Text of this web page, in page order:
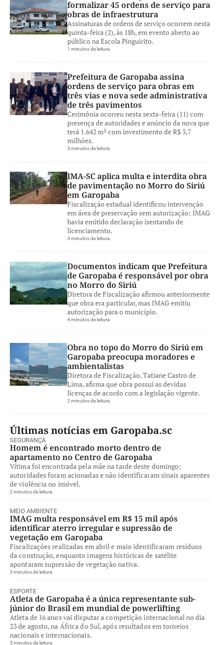
formalizar 45 ordens de serviço para
obras de infraestrutura
Assinaturas de ordens de serviço ocorrem nesta
quinta-feira (2), às 18h, em evento aberto ao
público na Escola Pinguirito.
1 minutos de leitura
Prefeitura de Garopaba assina
ordens de serviço para obras em
três vias e nova sede administrativa
de três pavimentos
Cerimônia ocorreu nesta sexta-feira (11) com
presença de autoridades e anúncio da nova que
terá 1.642 m² com investimento de R$ 3,7
milhões.
3 minutos de leitura
IMA-SC aplica multa e interdita obra
de pavimentação no Morro do Siriú
em Garopaba
Fiscalização estadual identificou intervenção
em área de preservação sem autorização; IMAG
havia emitido declaração isentando de
licenciamento.
3 minutos de leitura
Documentos indicam que Prefeitura
de Garopaba é responsável por obra
no Morro do Siriú
Diretora de Fiscalização afirmou anteriormente
que obra era particular, mas IMAG emitiu
autorização para o município.
4 minutos de leitura
Obra no topo do Morro do Siriú em
Garopaba preocupa moradores e
ambientalistas
Diretora de Fiscalização, Tatiane Castro de
Lima, afirma que obra possui as devidas
licenças de acordo com a legislação vigente.
2 minutos de leitura
Últimas notícias em Garopaba.sc
SEGURANÇA
Homem é encontrado morto dentro de
apartamento no Centro de Garopaba
Vítima foi encontrada pela mãe na tarde deste domingo;
autoridades foram acionadas e não identificaram sinais aparentes
de violência no imóvel.
2 minutos de leitura
MEIO AMBIENTE
IMAG multa responsável em R$ 15 mil após
identificar aterro irregular e supressão de
vegetação em Garopaba
Fiscalizações realizadas em abril e maio identificaram resíduos
da construção, enquanto imagens históricas de satélite
apontaram supressão de vegetação nativa.
3 minutos de leitura
ESPORTE
Atleta de Garopaba é a única representante sub-
júnior do Brasil em mundial de powerlifting
Atleta de 16 anos vai disputar a competição internacional no dia
23 de agosto, na África do Sul, após resultados em torneios
nacionais e internacionais.
5 minutos de leitura